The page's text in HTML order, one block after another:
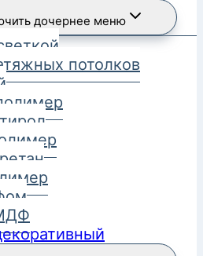
дочернее меню
потолков